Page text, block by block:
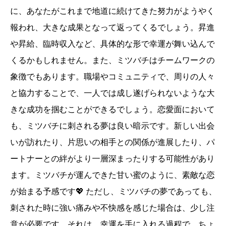
に、あなたがこれまで地道に続けてきた努力がようやく
報われ、大きな成果となって返ってくるでしょう。昇進
や昇給、臨時収入など、具体的な形で幸運が舞い込んで
くるかもしれません。また、ミツバチはチームワークの
象徴でもあります。職場やコミュニティで、周りの人々
と協力することで、一人では成し遂げられないような大
きな成功を掴むことができるでしょう。恋愛面において
も、ミツバチに刺される夢は良い暗示です。新しい出会
いが訪れたり、片思いの相手との関係が進展したり、パ
ートナーとの絆がより一層深まったりする可能性があり
ます。ミツバチが運んできた甘い蜜のように、素敵な恋
が始まる予感です💖 ただし、ミツバチの夢であっても、
刺された時に強い痛みや不快感を感じた場合は、少し注